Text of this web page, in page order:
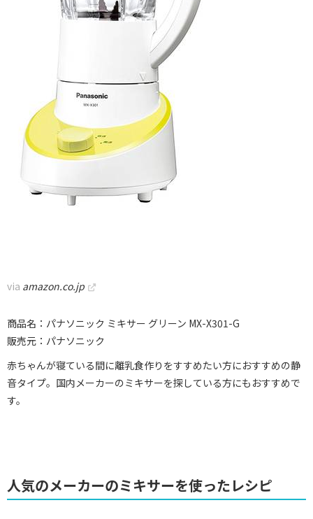
via amazon.co.jp
商品名：パナソニック ミキサー グリーン MX-X301-G
販売元：パナソニック
赤ちゃんが寝ている間に離乳食作りをすすめたい方におすすめの静
音タイプ。国内メーカーのミキサーを探している方にもおすすめで
す。
人気のメーカーのミキサーを使ったレシピ